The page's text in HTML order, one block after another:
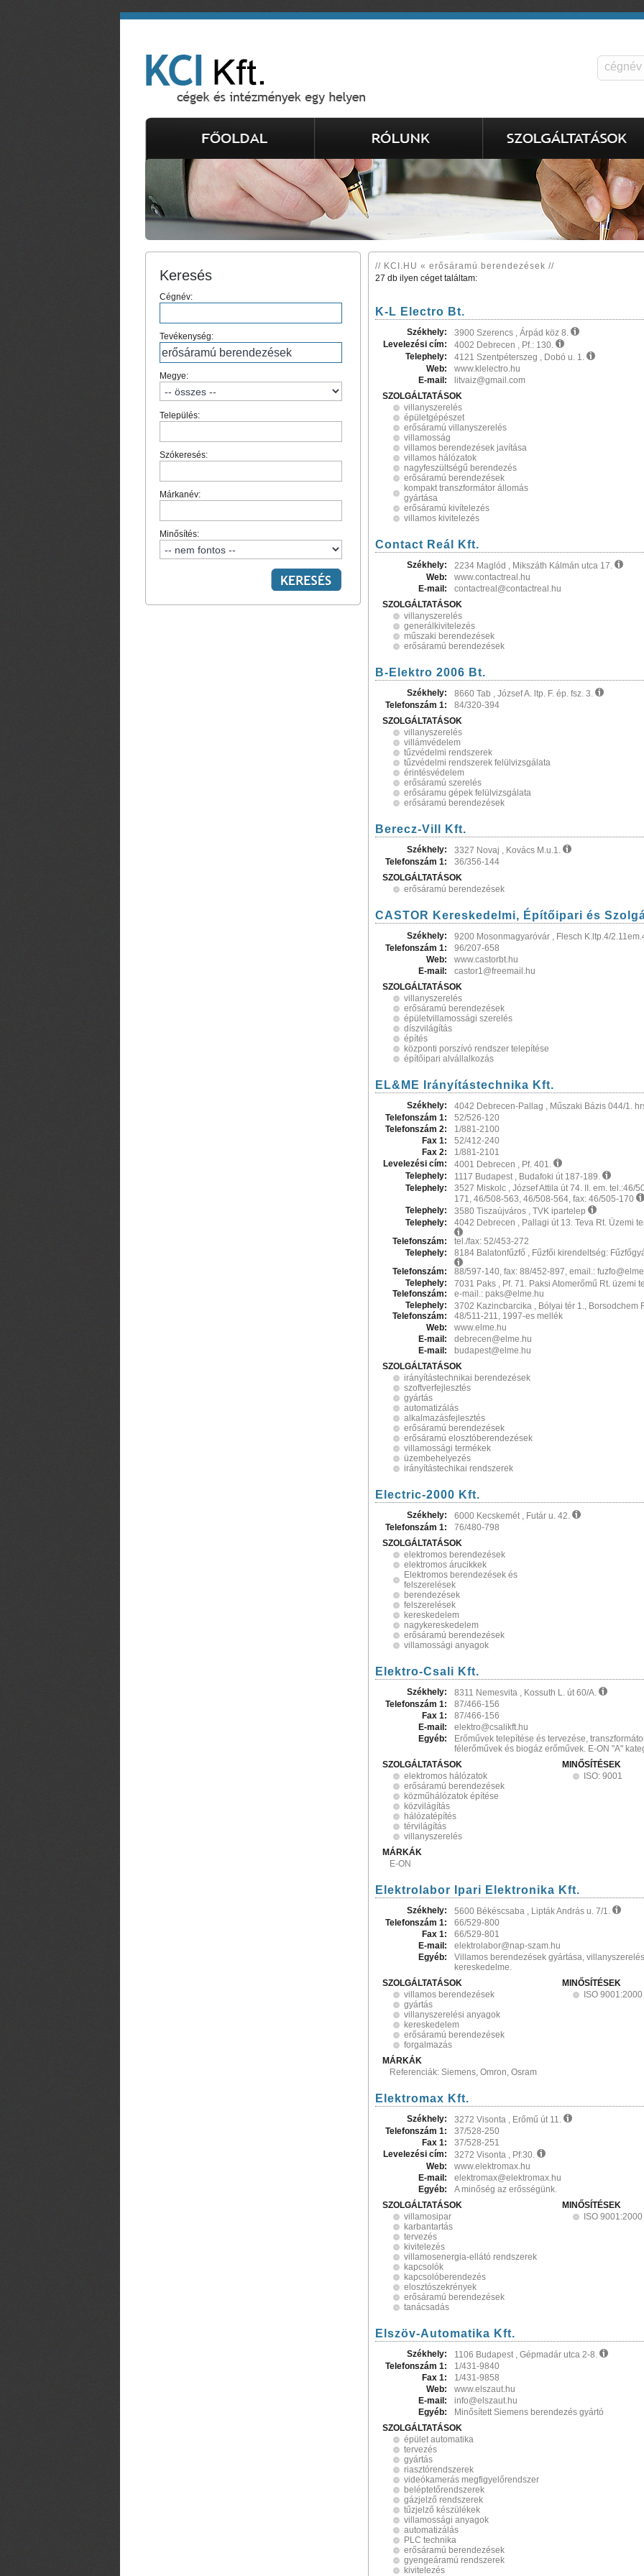
Keresés
Cégnév:
Tevékenység:
Megye:
Település:
Szókeresés:
Márkanév:
Minősítés:
// KCI.HU « erősáramú berendezések //
27 db ilyen céget találtam:
K-L Electro Bt.
Székhely:
3900 Szerencs , Árpád köz 8.
Levelezési cím:
4002 Debrecen , Pf.: 130.
Telephely:
4121 Szentpéterszeg , Dobó u. 1.
Web:
www.klelectro.hu
E-mail:
litvaiz@gmail.com
SZOLGÁLTATÁSOK
villanyszerelés
épületgépészet
erősáramú villanyszerelés
villamosság
villamos berendezések javítása
villamos hálózatok
nagyfeszültségű berendezés
erősáramú berendezések
kompakt transzformátor állomás
gyártása
erősáramú kivítelezés
villamos kivitelezés
Contact Reál Kft.
Székhely:
2234 Maglód , Mikszáth Kálmán utca 17.
Web:
www.contactreal.hu
E-mail:
contactreal@contactreal.hu
SZOLGÁLTATÁSOK
villanyszerelés
generálkivitelezés
műszaki berendezések
erősáramú berendezések
B-Elektro 2006 Bt.
Székhely:
8660 Tab , József A. ltp. F. ép. fsz. 3.
Telefonszám 1:
84/320-394
SZOLGÁLTATÁSOK
villanyszerelés
villámvédelem
tűzvédelmi rendszerek
tűzvédelmi rendszerek felülvizsgálata
érintésvédelem
erősáramú szerelés
erősáramu gépek felülvizsgálata
erősáramú berendezések
Berecz-Vill Kft.
Székhely:
3327 Novaj , Kovács M.u.1.
Telefonszám 1:
36/356-144
SZOLGÁLTATÁSOK
erősáramú berendezések
CASTOR Kereskedelmi, Építőipari és
Székhely:
9200 Mosonmagyaróvár , Flesch K.ltp.4/
Telefonszám 1:
96/207-658
Web:
www.castorbt.hu
E-mail:
castor1@freemail.hu
SZOLGÁLTATÁSOK
villanyszerelés
erősáramú berendezések
épületvillamossági szerelés
díszvilágítás
építés
központi porszívó rendszer telepítése
építőipari alvállalkozás
EL&ME Irányítástechnika Kft.
Székhely:
4042 Debrecen-Pallag , Műszaki Bázis 044/1.
Telefonszám 1:
52/526-120
Telefonszám 2:
1/881-2100
Fax 1:
52/412-240
Fax 2:
1/881-2101
Levelezési cím:
4001 Debrecen , Pf. 401.
Telephely:
1117 Budapest , Budafoki út 187-189.
Telephely:
3527 Miskolc , József Attila út 74. II. em. tel.:46/
171, 46/508-563, 46/508-564, fax: 46/505-170
Telephely:
3580 Tiszaújváros , TVK ipartelep
Telephely:
4042 Debrecen , Pallagi út 13. Teva Rt. Üzemi
Telefonszám:
tel./fax: 52/453-272
Telephely:
8184 Balatonfűzfő , Fűzfői kirendeltség:
Telefonszám:
88/597-140, fax: 88/452-897, email.:
Telephely:
7031 Paks , Pf. 71. Paksi Atomerőmű Rt. üzemi
Telefonszám:
e-mail.: paks@elme.hu
Telephely:
3702 Kazincbarcika , Bólyai tér 1., Borsodchem
Telefonszám:
48/511-211, 1997-es mellék
Web:
www.elme.hu
E-mail:
debrecen@elme.hu
E-mail:
budapest@elme.hu
SZOLGÁLTATÁSOK
irányítástechnikai berendezések
szoftverfejlesztés
gyártás
automatizálás
alkalmazásfejlesztés
erősáramú berendezések
erősáramú elosztóberendezések
villamossági termékek
üzembehelyezés
irányítástechikai rendszerek
Electric-2000 Kft.
Székhely:
6000 Kecskemét , Futár u. 42.
Telefonszám 1:
76/480-798
SZOLGÁLTATÁSOK
elektromos berendezések
elektromos árucikkek
Elektromos berendezések és
felszerelések
berendezések
felszerelések
kereskedelem
nagykereskedelem
erősáramú berendezések
villamossági anyagok
Elektro-Csali Kft.
Székhely:
8311 Nemesvita , Kossuth L. út 60/A.
Telefonszám 1:
87/466-156
Fax 1:
87/466-156
E-mail:
elektro@csalikft.hu
Egyéb:
Erőművek telepítése és tervezése,
félerőművek és biogáz erőművek. E-ON "A"
SZOLGÁLTATÁSOK
elektromos hálózatok
erősáramú berendezések
közműhálózatok építése
közvilágítás
hálózatépítés
térvilágítás
villanyszerelés
MINŐSÍTÉSEK
ISO: 9001
MÁRKÁK
E-ON
Elektrolabor Ipari Elektronika Kft.
Székhely:
5600 Békéscsaba , Lipták András u. 7/1.
Telefonszám 1:
66/529-800
Fax 1:
66/529-801
E-mail:
elektrolabor@nap-szam.hu
Egyéb:
Villamos berendezések gyártása,
kereskedelme.
SZOLGÁLTATÁSOK
villamos berendezések
gyártás
villanyszerelési anyagok
kereskedelem
erősáramú berendezések
forgalmazás
MINŐSÍTÉSEK
ISO 9001:2000
MÁRKÁK
Referenciák: Siemens, Omron, Osram
Elektromax Kft.
Székhely:
3272 Visonta , Erőmű út 11.
Telefonszám 1:
37/528-250
Fax 1:
37/528-251
Levelezési cím:
3272 Visonta , Pf:30.
Web:
www.elektromax.hu
E-mail:
elektromax@elektromax.hu
Egyéb:
A minőség az erősségünk.
SZOLGÁLTATÁSOK
villamosipar
karbantartás
tervezés
kivitelezés
villamosenergia-ellátó rendszerek
kapcsolók
kapcsolóberendezés
elosztószekrények
erősáramú berendezések
tanácsadás
MINŐSÍTÉSEK
ISO 9001:2000
Elszöv-Automatika Kft.
Székhely:
1106 Budapest , Gépmadár utca 2-8.
Telefonszám 1:
1/431-9840
Fax 1:
1/431-9858
Web:
www.elszaut.hu
E-mail:
info@elszaut.hu
Egyéb:
Minősített Siemens berendezés gyártó
SZOLGÁLTATÁSOK
épület automatika
tervezés
gyártás
riasztórendszerek
videókamerás megfigyelőrendszer
beléptetőrendszerek
gázjelző rendszerek
tűzjelző készülékek
villamossági anyagok
automatizálás
PLC technika
erősáramú berendezések
gyengeáramú rendszerek
kivitelezés